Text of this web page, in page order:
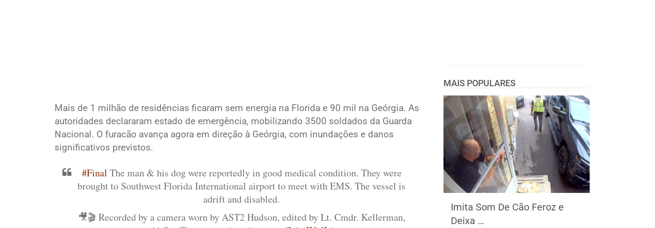
Mais de 1 milhão de residências ficaram sem energia na Florida e 90 mil na Geórgia. As
autoridades declararam estado de emergência, mobilizando 3500 soldados da Guarda
Nacional. O furacão avança agora em direção à Geórgia, com inundações e danos
significativos previstos.
#Final The man & his dog were reportedly in good medical condition. They were
brought to Southwest Florida International airport to meet with EMS. The vessel is
adrift and disabled.
🎥🎬 Recorded by a camera worn by AST2 Hudson, edited by Lt. Cmdr. Kellerman,
MAIS POPULARES
Imita Som De Cão Feroz e
Deixa …